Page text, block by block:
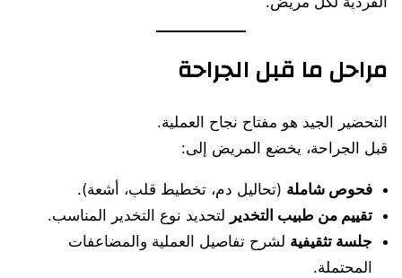
مراحل ما قبل الجراحة
التحضير الجيد هو مفتاح نجاح العملية.
قبل الجراحة، يخضع المريض إلى:
فحوص شاملة (تحاليل دم، تخطيط قلب، أشعة).
تقييم من طبيب التخدير لتحديد نوع التخدير المناسب.
جلسة تثقيفية لشرح تفاصيل العملية والمضاعفات
المحتملة.